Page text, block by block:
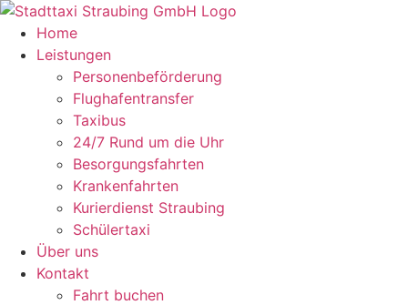
Zum
Inhalt
springen
Home
Leistungen
Personenbeförderung
Flughafentransfer
Taxibus
24/7 Rund um die Uhr
Besorgungsfahrten
Krankenfahrten
Kurierdienst Straubing
Schülertaxi
Über uns
Kontakt
Fahrt buchen